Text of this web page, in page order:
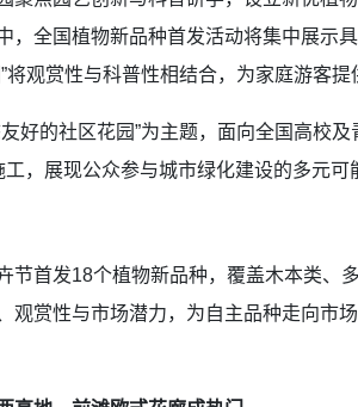
，全国植物新品种首发活动将集中展示
将观赏性与科普性相结合，为家庭游客
好的社区花园”为主题，面向全国高校
，展现公众参与城市绿化建设的多元可
节首发18个植物新品种，覆盖木本类、
观赏性与市场潜力，为自主品种走向市